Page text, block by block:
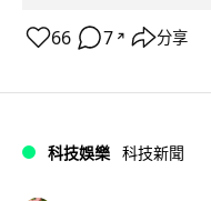
66 7 ↗ 分享
科技娛樂 科技新聞